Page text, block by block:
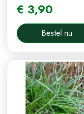
€ 3,90
Bestel nu